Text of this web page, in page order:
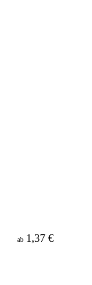
ab 1,37 €